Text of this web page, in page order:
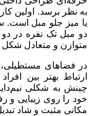
به نظر برسد. اولین
یا میز جلو مبل است.
دو مبل تک‌ نفره در
متوازن و متعادل شکل
در فضاهای
ارتباط بهتر بین
چینش به شکلی
خود را روی زیبایی و
مکانی مثبت و شاد